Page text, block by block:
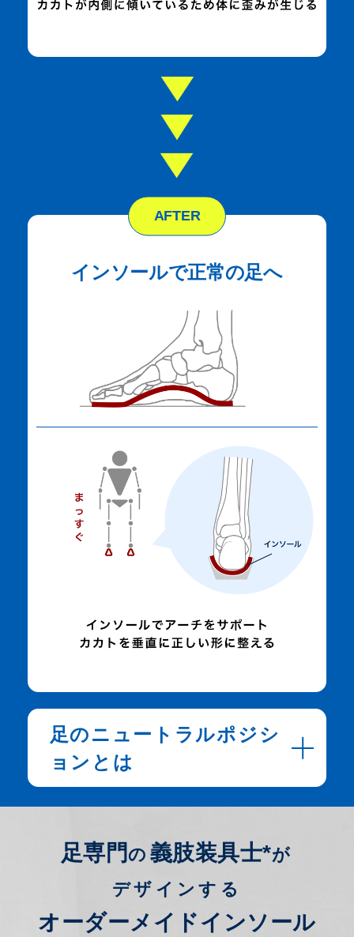
AFTER
インソールで正常の足へ
足のニュートラルポジシ
ョンとは
足のニュートラルポジションとは、足
す。足の３つのアーチが正しくなるこ
とで、⾜⾸から、膝、腰、肩など全身
のバランスが整い、足の疲れを軽減す
足専門 の 義肢装具士*が
デザインする
オーダーメイドインソール